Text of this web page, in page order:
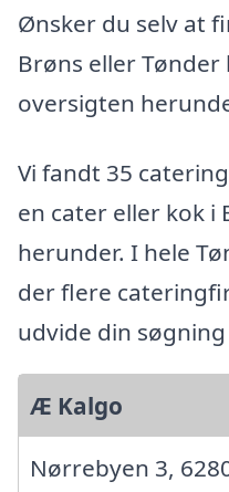
Ønsker du selv at
Brøns eller
oversigten
Vi fandt 35
en cater eller kok i
herunder. I hele
der flere
udvide din
Æ Kalgo
Nørrebyen 3,